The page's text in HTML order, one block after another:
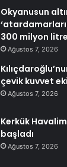
Okyanusun
300 milyon
Ağustos 7, 2026
çevik kuvvet
Ağustos 7, 2026
Kerkük
başladı
Ağustos 7, 2026